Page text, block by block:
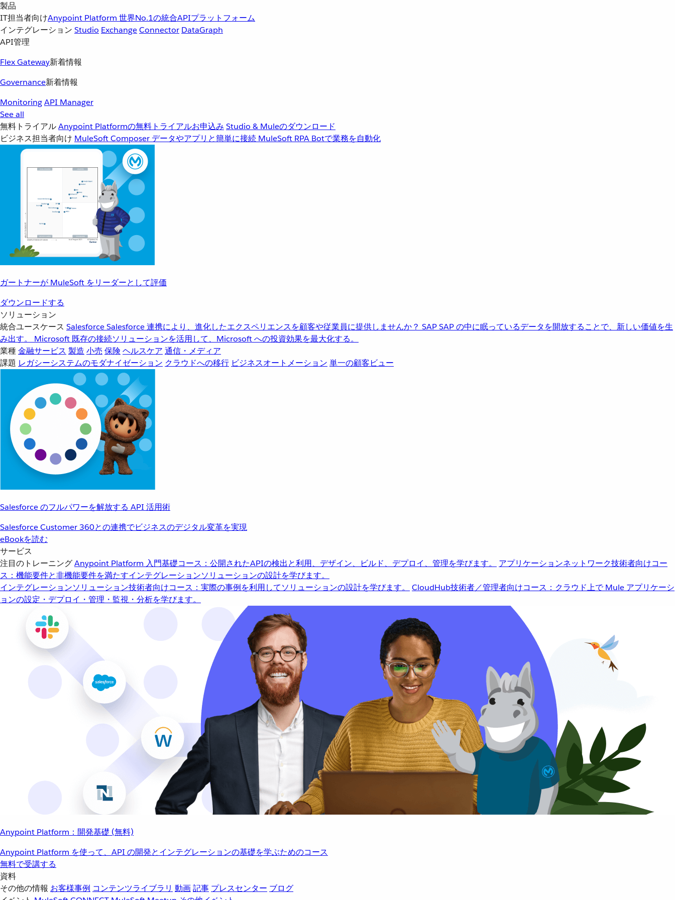
製品
IT担当者向けAnypoint Platform 世界No.1の統合APIプラットフォーム
インテグレーション Studio ExchangeConnector DataGraph
API管理
Flex Gateway新着情報
Governance新着情報
MonitoringAPI Manager
See all
無料トライアルAnypoint Platformの無料トライアルお申込み Studio & Muleのダウンロード
ビジネス担当者向け MuleSoft Composer データやアプリと簡単に接続 MuleSoft RPA Botで業務を自動化
ガートナーが MuleSoft をリーダーとして評価
ダウンロードする
ソリューション
統合ユースケース SalesforceSalesforce 連携により、進化したエクスペリエンスを顧客や従業員に提供しませんか？ SAPSAP の中に眠っているデータを開放することで、新しい価値を生
み出す。
Microsoft 既存の接続ソリューションを活用して、Microsoft への投資効果を最大化する。
業種金融サービス 製造 小売 保険 ヘルスケア 通信・メディア
課題 レガシーシステムのモダナイゼーション クラウドへの移行 ビジネスオートメーション 単一の顧客ビュー
Salesforce のフルパワーを解放する API 活用術
Salesforce Customer 360との連携でビジネスのデジタル変革を実現
eBookを読む
サービス
注目のトレーニングAnypoint Platform 入門基礎コース：公開されたAPIの検出と利用、デザイン、ビルド、デプロイ、管理を学びます。 アプリケーションネットワーク技術者向けコー
ス：機能要件と非機能要件を満たすインテグレーションソリューションの設計を学びます。
インテグレーションソリューション技術者向けコース：実際の事例を利用してソリューションの設計を学びます。 CloudHub技術者／管理者向けコース：クラウド上で Mule アプリケーシ
ョンの設定・デプロイ・管理・監視・分析を学びます。
Anypoint Platform：開発基礎 (無料)
Anypoint Platform を使って、API の開発とインテグレーションの基礎を学ぶためのコース
無料で受講する
資料
その他の情報 お客様事例 コンテンツライブラリ 動画記事 プレスセンター ブログ